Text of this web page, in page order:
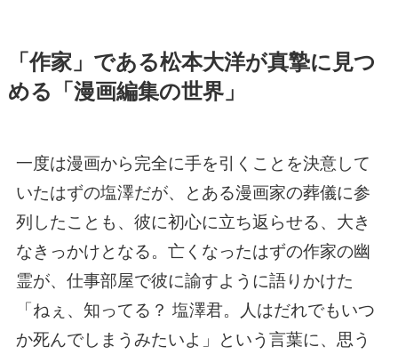
「作家」である松本大洋が真摯に見つ
める「漫画編集の世界」
一度は漫画から完全に手を引くことを決意して
いたはずの塩澤だが、とある漫画家の葬儀に参
列したことも、彼に初心に立ち返らせる、大き
なきっかけとなる。亡くなったはずの作家の幽
霊が、仕事部屋で彼に諭すように語りかけた
「ねぇ、知ってる？ 塩澤君。人はだれでもいつ
か死んでしまうみたいよ」という言葉に、思う